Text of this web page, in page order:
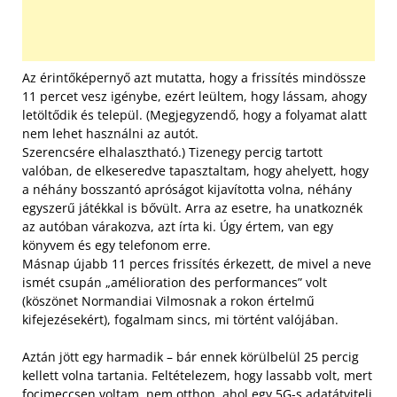
Az érintőképernyő azt mutatta, hogy a frissítés mindössze
11 percet vesz igénybe, ezért leültem, hogy lássam, ahogy
letöltődik és települ. (Megjegyzendő, hogy a folyamat alatt
nem lehet használni az autót.
Szerencsére elhalasztható.) Tizenegy percig tartott
valóban, de elkeseredve tapasztaltam, hogy ahelyett, hogy
a néhány bosszantó apróságot kijavította volna, néhány
egyszerű játékkal is bővült. Arra az esetre, ha unatkoznék
az autóban várakozva, azt írta ki. Úgy értem, van egy
könyvem és egy telefonom erre.
Másnap újabb 11 perces frissítés érkezett, de mivel a neve
ismét csupán „amélioration des performances” volt
(köszönet Normandiai Vilmosnak a rokon értelmű
kifejezésekért), fogalmam sincs, mi történt valójában.
Aztán jött egy harmadik – bár ennek körülbelül 25 percig
kellett volna tartania. Feltételezem, hogy lassabb volt, mert